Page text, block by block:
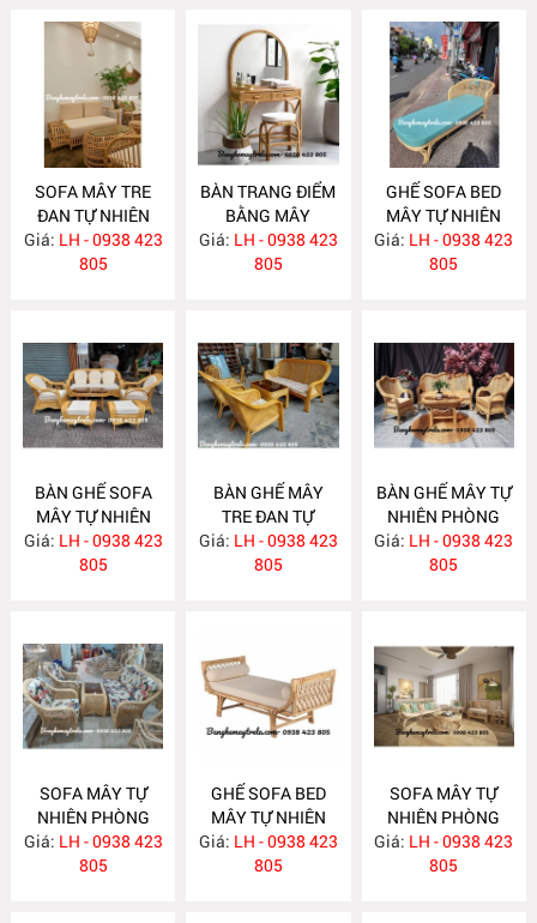
SOFA MÂY TRE
ĐAN TỰ NHIÊN
MA636
Giá: LH - 0938 423
805
BÀN TRANG ĐIỂM
BẰNG MÂY
MA635
Giá: LH - 0938 423
805
GHẾ SOFA BED
MÂY TỰ NHIÊN
MA625
Giá: LH - 0938 423
805
BÀN GHẾ SOFA
MÂY TỰ NHIÊN
PHÒNG KHÁCH
MA624
Giá: LH - 0938 423
805
BÀN GHẾ MÂY
TRE ĐAN TỰ
NHIÊN MA622
Giá: LH - 0938 423
805
BÀN GHẾ MÂY TỰ
NHIÊN PHÒNG
KHÁCH LƯỚI MẮT
CÁO MA621
Giá: LH - 0938 423
805
SOFA MÂY TỰ
NHIÊN PHÒNG
KHÁCH MA620
Giá: LH - 0938 423
805
GHẾ SOFA BED
MÂY TỰ NHIÊN
MA615
Giá: LH - 0938 423
805
SOFA MÂY TỰ
NHIÊN PHÒNG
KHÁCH MA612
Giá: LH - 0938 423
805